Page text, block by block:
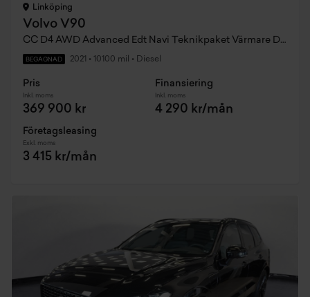
Linköping
Volvo V90
CC D4 AWD Advanced Edt Navi Teknikpaket Värmare Drag
BEGAGNAD 2021 • 10100 mil • Diesel
Pris
Inkl. moms
369 900 kr
Finansiering
Inkl. moms
4 290 kr/mån
Företagsleasing
Exkl. moms
3 415 kr/mån